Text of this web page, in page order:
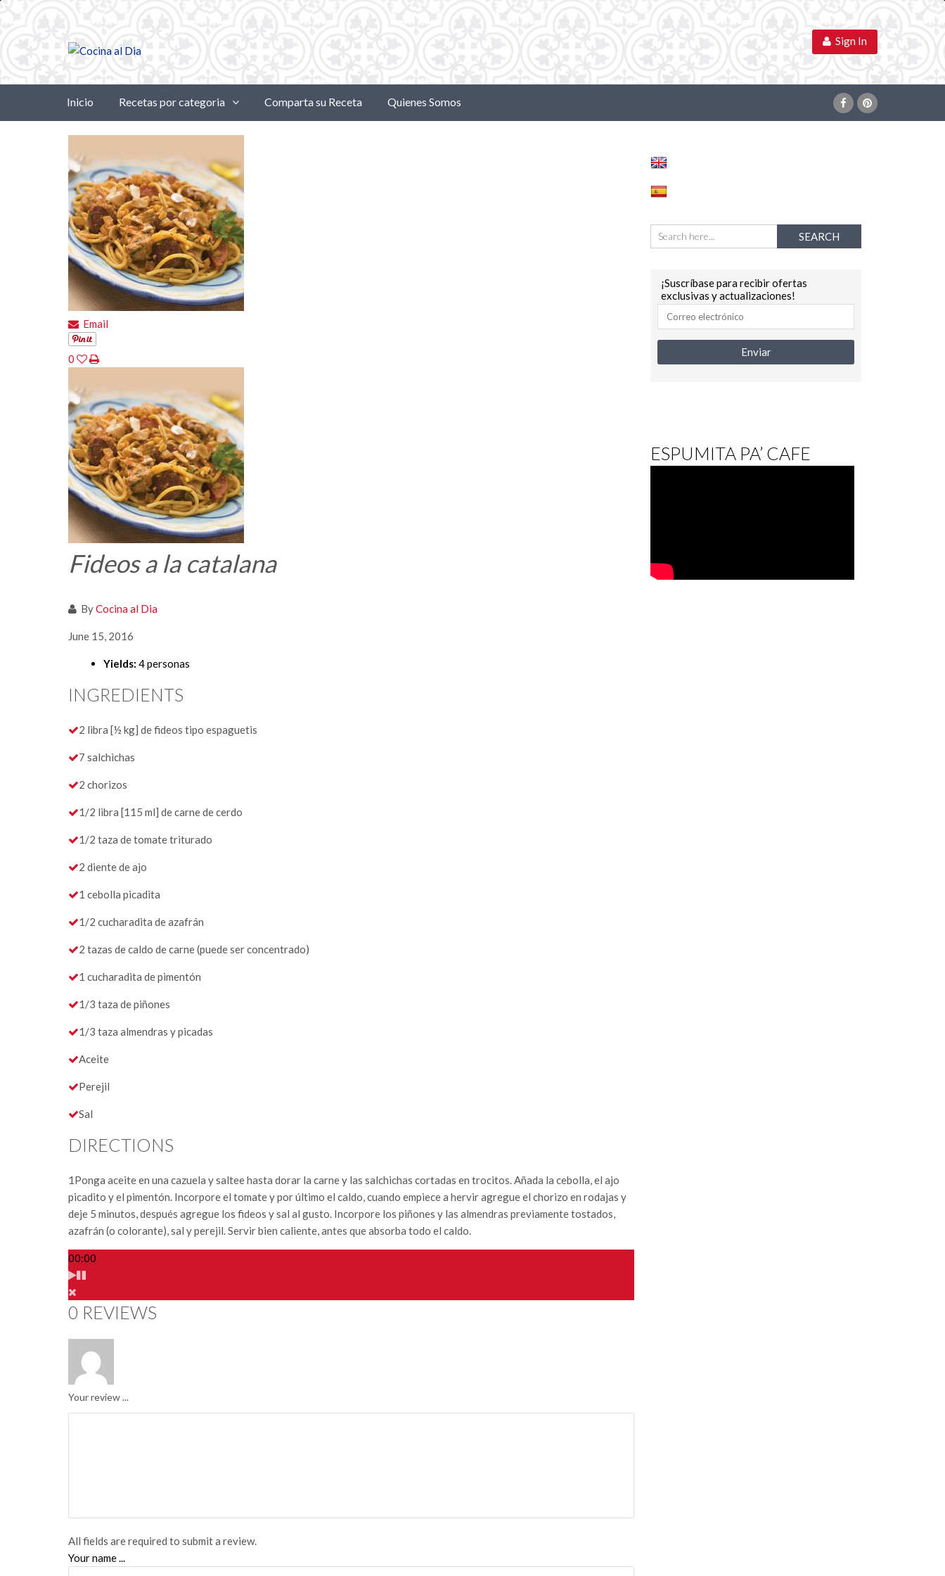
Sign In
Inicio Recetas por categoria Comparta su Receta Quienes Somos
Email
0
Fideos a la catalana
ByCocina al Dia
June 15, 2016
Yields: 4 personas
INGREDIENTS
2 libra [½ kg] de fideos tipo espaguetis
7 salchichas
2 chorizos
1/2 libra [115 ml] de carne de cerdo
1/2 taza de tomate triturado
2 diente de ajo
1 cebolla picadita
1/2 cucharadita de azafrán
2 tazas de caldo de carne (puede ser concentrado)
1 cucharadita de pimentón
1/3 taza de piñones
1/3 taza almendras y picadas
Aceite
Perejil
Sal
DIRECTIONS
1Ponga aceite en una cazuela y saltee hasta dorar la carne y las salchichas cortadas en trocitos. Añada la cebolla, el ajo
picadito y el pimentón. Incorpore el tomate y por último el caldo, cuando empiece a hervir agregue el chorizo en rodajas y
deje 5 minutos, después agregue los fideos y sal al gusto. Incorpore los piñones y las almendras previamente tostados,
azafrán (o colorante), sal y perejil. Servir bien caliente, antes que absorba todo el caldo.
00:00
0 REVIEWS
Your review ...
All fields are required to submit a review.
Your name ...
¡Suscríbase para recibir ofertas
exclusivas y actualizaciones!
ESPUMITA PA’ CAFE